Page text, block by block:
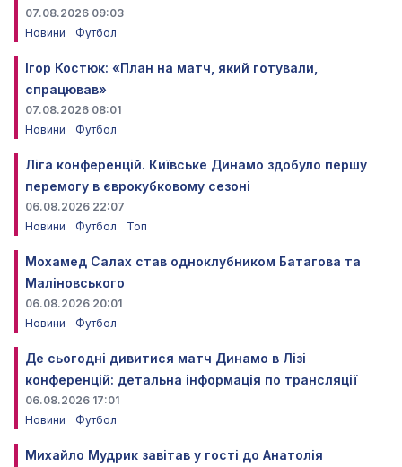
07.08.2026 09:03
Новини
Футбол
Ігор Костюк: «План на матч, який готували,
спрацював»
07.08.2026 08:01
Новини
Футбол
Ліга конференцій. Київське Динамо здобуло першу
перемогу в єврокубковому сезоні
06.08.2026 22:07
Новини
Футбол Топ
Мохамед Салах став одноклубником Батагова та
Маліновського
06.08.2026 20:01
Новини
Футбол
Де сьогодні дивитися матч Динамо в Лізі
конференцій: детальна інформація по трансляції
06.08.2026 17:01
Новини
Футбол
Михайло Мудрик завітав у гості до Анатолія